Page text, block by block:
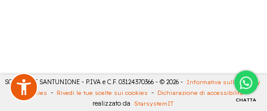
CHATTA
SONCINI E SANTUNIONE - P.IVA e C.F. 03124370366 - © 2026 - Informativa sulla privacy
Cookies - Rivedi le tue scelte sui cookies - Dichiarazione di accessibilità -
realizzato da StarsystemIT